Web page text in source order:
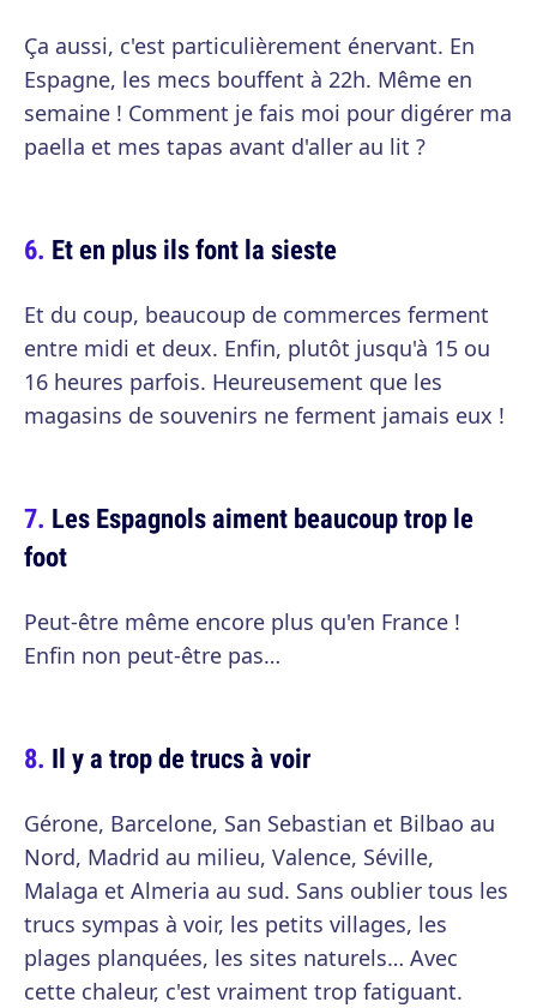
Ça aussi, c'est particulièrement énervant. En
Espagne, les mecs bouffent à 22h. Même en
semaine ! Comment je fais moi pour digérer ma
paella et mes tapas avant d'aller au lit ?
Et en plus ils font la sieste
Et du coup, beaucoup de commerces ferment
entre midi et deux. Enfin, plutôt jusqu'à 15 ou
16 heures parfois. Heureusement que les
magasins de souvenirs ne ferment jamais eux !
Les Espagnols aiment beaucoup trop le
foot
Peut-être même encore plus qu'en France !
Enfin non peut-être pas…
Il y a trop de trucs à voir
Gérone, Barcelone, San Sebastian et Bilbao au
Nord, Madrid au milieu, Valence, Séville,
Malaga et Almeria au sud. Sans oublier tous les
trucs sympas à voir, les petits villages, les
plages planquées, les sites naturels… Avec
cette chaleur, c'est vraiment trop fatiguant.